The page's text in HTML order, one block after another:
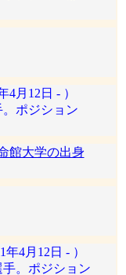
月12日 - ）
ポジション
館大学の出身
4月12日 - ）
。ポジション